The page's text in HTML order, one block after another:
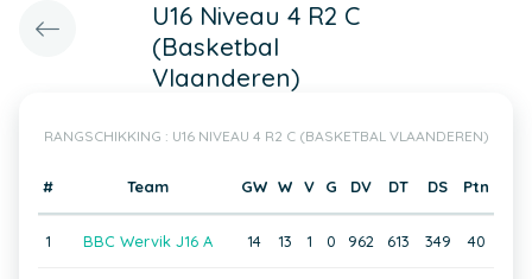
U16 Niveau 4 R2 C
(Basketbal
Vlaanderen)
RANGSCHIKKING : U16 NIVEAU 4 R2 C (BASKETBAL VLAANDEREN)
# Team GW W V G DV DT DS Ptn
1 BBC Wervik J16 A 14 13 1 0 962 613 349 40